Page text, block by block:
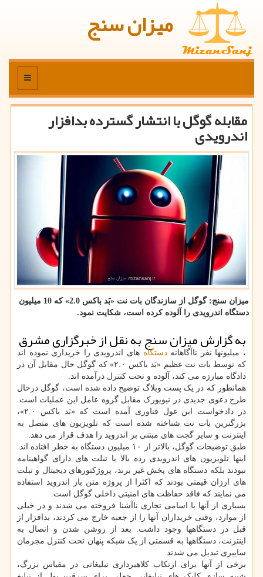
میزان سنج
منو
مقابله گوگل با انتشار گسترده بدافزار
اندرویدی
میزان سنج: گوگل از سازندگان بات نت «بَد باکس 2.0» که 10 میلیون
دستگاه اندرویدی را آلوده کرده است، شکایت نمود.
به گزارش میزان سنج به نقل از خبرگزاری مشرق
، میلیونها نفر ناآگاهانهدستگاه های اندرویدی را خریداری نموده اند
که توسط بات نت عظیم «بَد باکس ۲.۰» که گوگل حال مقابل آن در
دادگاه مبارزه می کند، آلوده و تحت کنترل درآمده اند.
همانطور که در یک پست وبلاگ توضیح داده شده است، گوگل درحال
طرح دعوی جدیدی در نیویورک مقابل گروه عامل این عملیات است.
در دادخواست این غول فناوری آمده است که «بَد باکس ۲.۰»،
بزرگترین بات نت شناخته شده است که تلویزیون های متصل به
اینترنت و سایر گجت های مبتنی بر اندروید را هدف قرار می دهد.
طبق توضیحات گوگل، بالاتر از ۱۰ میلیون دستگاه به خطر افتاده اند.
اینها تلویزیون های اندرویدی رده بالا یا تبلت های دارای گواهینامه
نبودند بلکه دستگاه های پخش غیر برند، پروژکتورهای دیجیتال و تبلت
های ارزان قیمتی بودند که اکثرا از پروژه متن باز اندروید استفاده
می نمایند که فاقد حفاظت های امنیتی داخلی گوگل است.
بسیاری از آنها با اسامی تجاری ناآشنا فروخته می شدند و در خیلی
از موارد، وقتی خریداران آنها را از جعبه خارج می کردند، بدافزار از
قبل در دستگاهها وجود داشت. بعد از روشن شدن و اتصال به
اینترنت، دستگاهها به قسمتی از یک شبکه پنهان تحت کنترل مجرمان
سایبری تبدیل می شدند.
برخی از آنها برای ارتکاب کلاهبرداری تبلیغاتی در مقیاس بزرگ،